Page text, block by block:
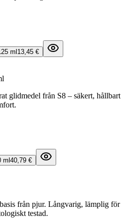
ml 13,45 €
glidmedel från S8 – säkert, hållbart
ml 40,79 €
från pjur. Långvarig, lämplig för
testad.